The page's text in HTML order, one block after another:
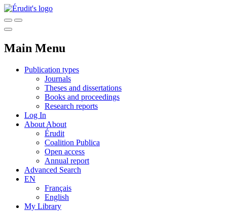
Main Menu
Publication types
Journals
Theses and dissertations
Books and proceedings
Research reports
Log In
About About
Érudit
Coalition Publica
Open access
Annual report
Advanced Search
EN
Français
English
My Library